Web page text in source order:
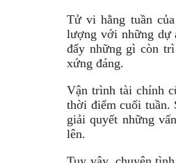
Tử vi hằng tuần
lượng với những dự
đẩy những gì còn
xứng đáng.
Vận trình tài chính
thời điểm cuối tuần.
giải quyết những
lên.